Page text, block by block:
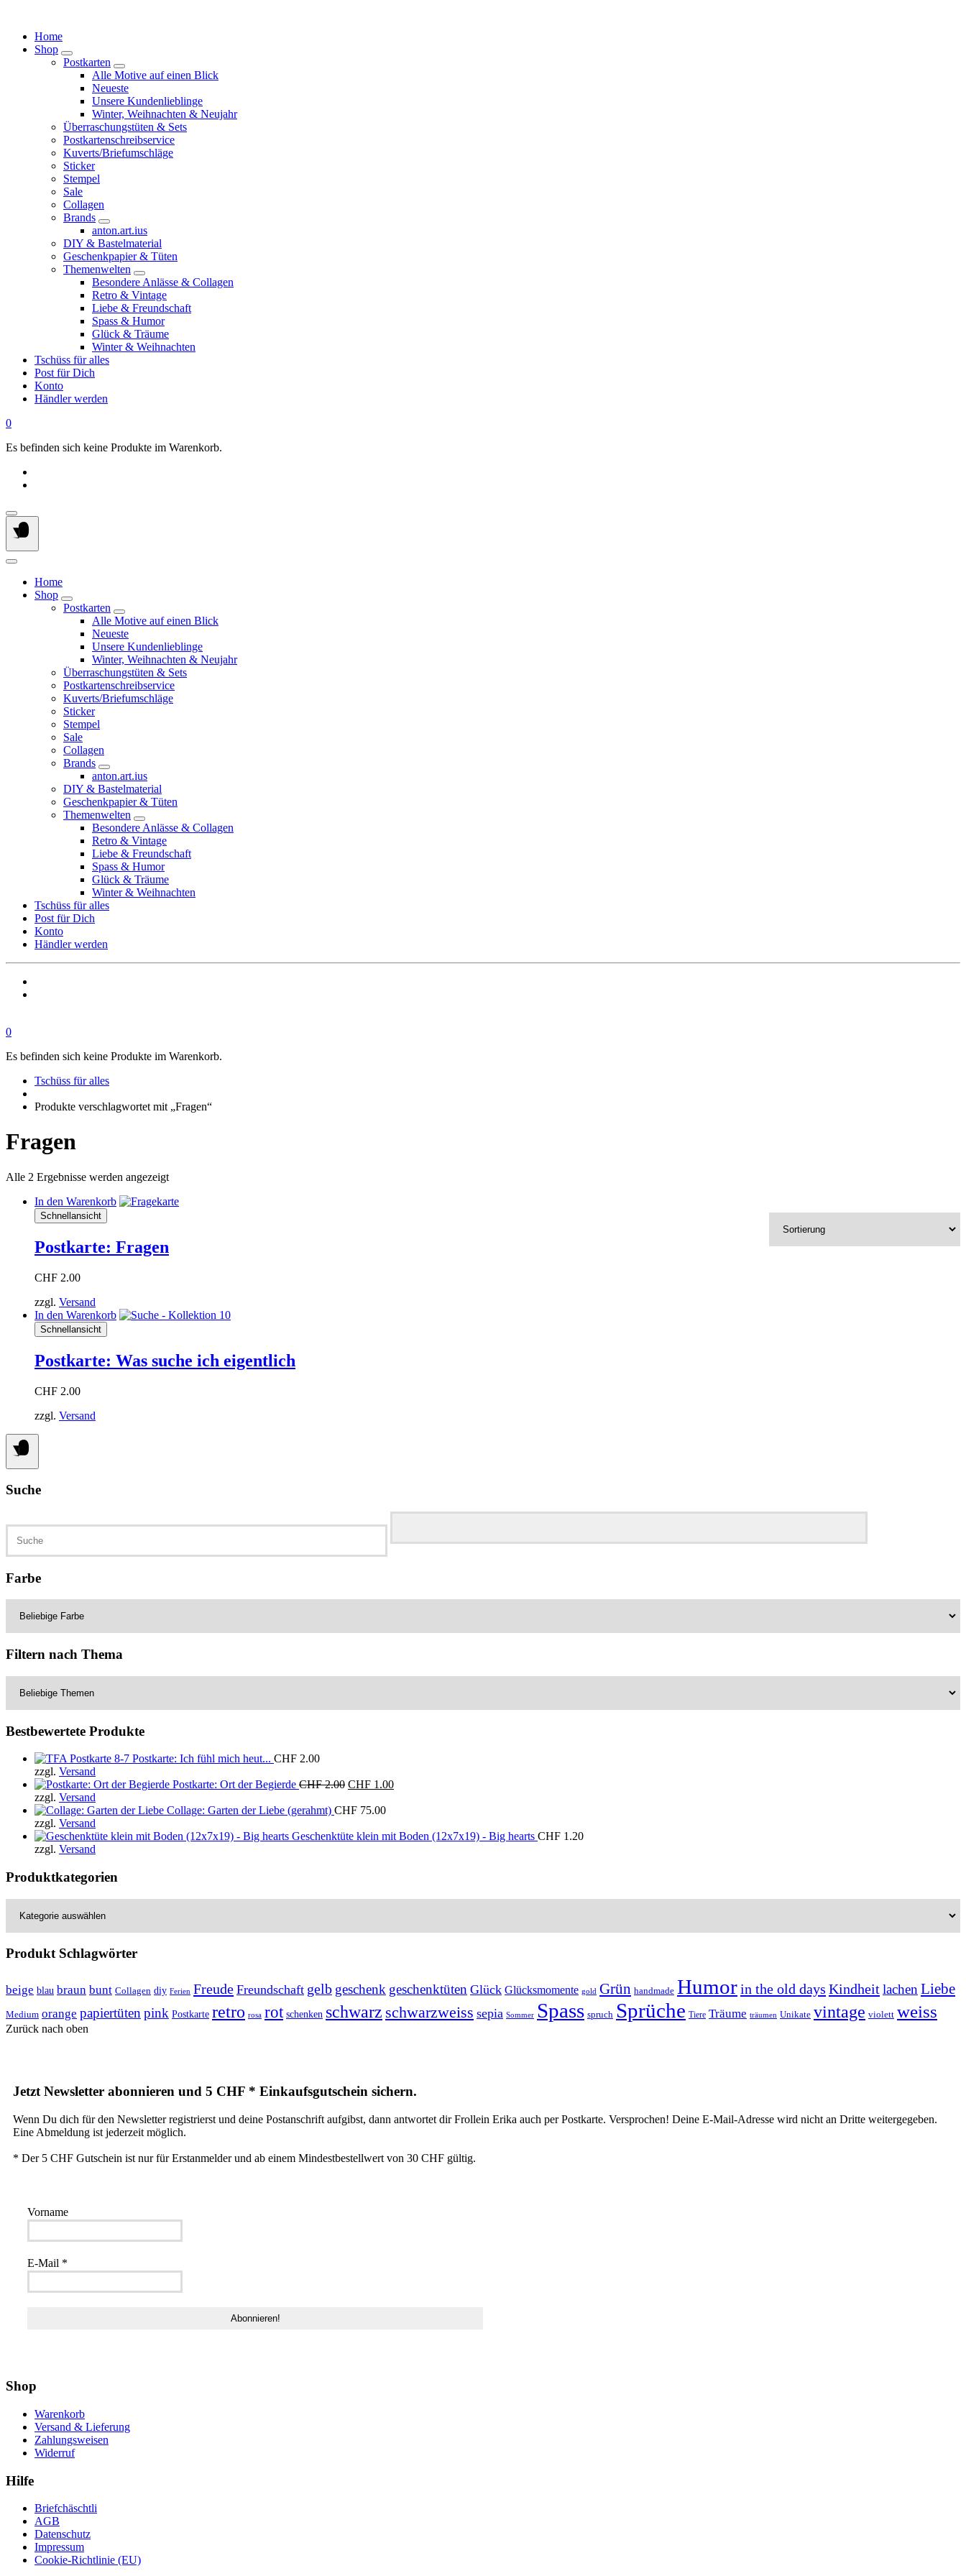
Inhalt
Home
Shop
Postkarten
Alle Motive auf einen Blick
Neueste
Unsere Kundenlieblinge
Winter, Weihnachten & Neujahr
Überraschungstüten & Sets
Postkartenschreibservice
Kuverts/Briefumschläge
Sticker
Stempel
Sale
Collagen
Brands
anton.art.ius
DIY & Bastelmaterial
Geschenkpapier & Tüten
Themenwelten
Besondere Anlässe & Collagen
Retro & Vintage
Liebe & Freundschaft
Spass & Humor
Glück & Träume
Winter & Weihnachten
Tschüss für alles
Post für Dich
Konto
Händler werden
0
Es befinden sich keine Produkte im Warenkorb.
Home
Shop
Postkarten
Alle Motive auf einen Blick
Neueste
Unsere Kundenlieblinge
Winter, Weihnachten & Neujahr
Überraschungstüten & Sets
Postkartenschreibservice
Kuverts/Briefumschläge
Sticker
Stempel
Sale
Collagen
Brands
anton.art.ius
DIY & Bastelmaterial
Geschenkpapier & Tüten
Themenwelten
Besondere Anlässe & Collagen
Retro & Vintage
Liebe & Freundschaft
Spass & Humor
Glück & Träume
Winter & Weihnachten
Tschüss für alles
Post für Dich
Konto
Händler werden
0
Es befinden sich keine Produkte im Warenkorb.
Tschüss für alles
Produkte verschlagwortet mit „Fragen“
Fragen
Alle 2 Ergebnisse werden angezeigt
In den Warenkorb
Schnellansicht
Postkarte: Fragen
CHF 2.00
zzgl. Versand
In den Warenkorb
Schnellansicht
Postkarte: Was suche ich eigentlich
CHF 2.00
zzgl. Versand
Suche
nach:
Farbe
Filtern nach Thema
Bestbewertete Produkte
Postkarte: Ich fühl mich heut... CHF 2.00
zzgl. Versand
Postkarte: Ort der Begierde CHF2.00 Ursprünglicher
war:
CHF 1.00Aktueller
zzgl. Versand
Collage: Garten der Liebe (gerahmt) CHF 75.00
zzgl. Versand
Geschenktüte klein mit Boden (12x7x19) - Big hearts CHF 1.20
zzgl. Versand
Produktkategorien
Produkt Schlagwörter
beige blau braun bunt Collagen diy Ferien Freude Freundschaft gelb geschenk geschenktüten Glück Glücksmomente gold Grün handmade Humorin the old days Kindheitlachen Liebe
Medium orange papiertüten pink Postkarte retro rosa rot schenken schwarz schwarzweiss sepia Sommer Spass spruch Sprüche Tiere Träume träumen Unikate vintage violett weiss
Zurück nach oben
Jetzt Newsletter abonnieren und 5 CHF * Einkaufsgutschein sichern.
Wenn Du dich für den Newsletter registrierst und deine Postanschrift aufgibst, dann antwortet dir Frollein Erika auch per Postkarte. Versprochen! Deine E-Mail-Adresse wird nicht an Dritte weitergegeben.
Eine Abmeldung ist jederzeit möglich.
* Der 5 CHF Gutschein ist nur für Erstanmelder und ab einem Mindestbestellwert von 30 CHF gültig.
Vorname
E-Mail *
Shop
Warenkorb
Versand & Lieferung
Zahlungsweisen
Widerruf
Hilfe
Briefchäschtli
AGB
Datenschutz
Impressum
Cookie-Richtlinie (EU)